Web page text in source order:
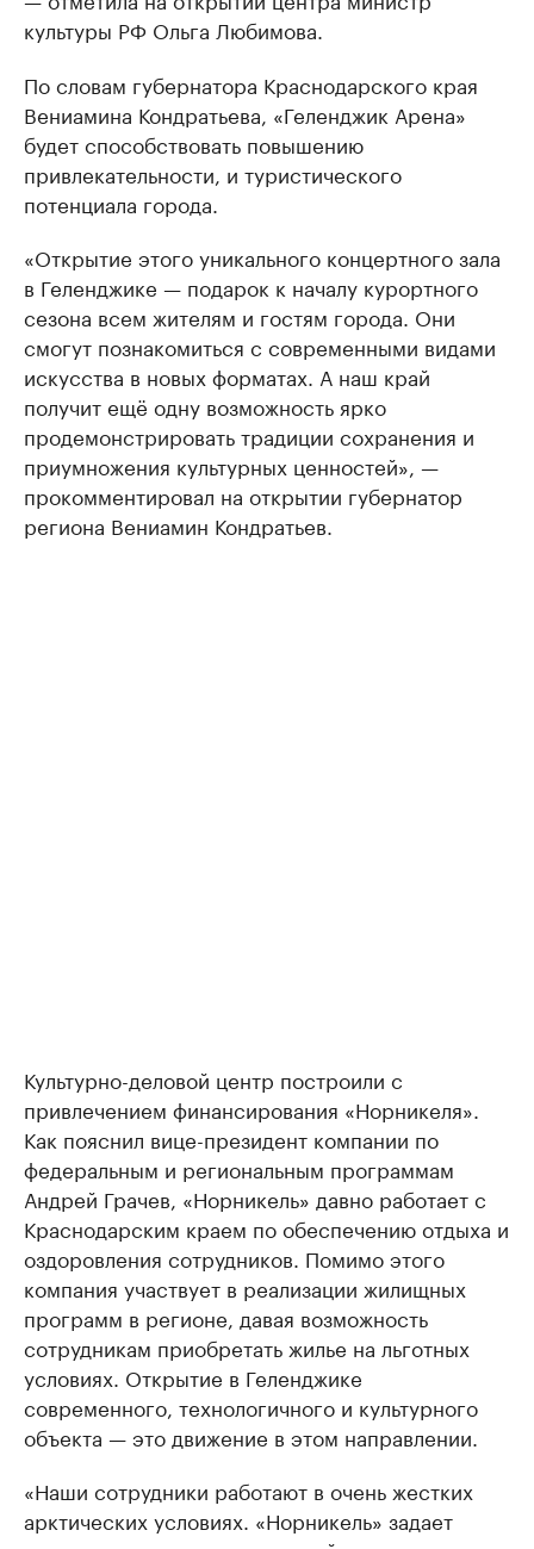
культуры РФ Ольга Любимова.
По словам губернатора Краснодарского края
Вениамина Кондратьева, «Геленджик Арена»
будет способствовать повышению
привлекательности, и туристического
потенциала города.
«Открытие этого уникального концертного зала
в Геленджике — подарок к началу курортного
сезона всем жителям и гостям города. Они
смогут познакомиться с современными видами
искусства в новых форматах. А наш край
получит ещё одну возможность ярко
продемонстрировать традиции сохранения и
приумножения культурных ценностей», —
прокомментировал на открытии губернатор
региона Вениамин Кондратьев.
Культурно-деловой центр построили с
привлечением финансирования «Норникеля».
Как пояснил вице-президент компании по
федеральным и региональным программам
Андрей Грачев, «Норникель» давно работает с
Краснодарским краем по обеспечению отдыха и
оздоровления сотрудников. Помимо этого
компания участвует в реализации жилищных
программ в регионе, давая возможность
сотрудникам приобретать жилье на льготных
условиях. Открытие в Геленджике
современного, технологичного и культурного
объекта — это движение в этом направлении.
«Наши сотрудники работают в очень жестких
арктических условиях. «Норникель» задает